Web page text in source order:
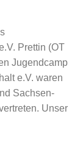
Prettin (OT
Jugendcamp
e.V. waren
Sachsen-
Unser